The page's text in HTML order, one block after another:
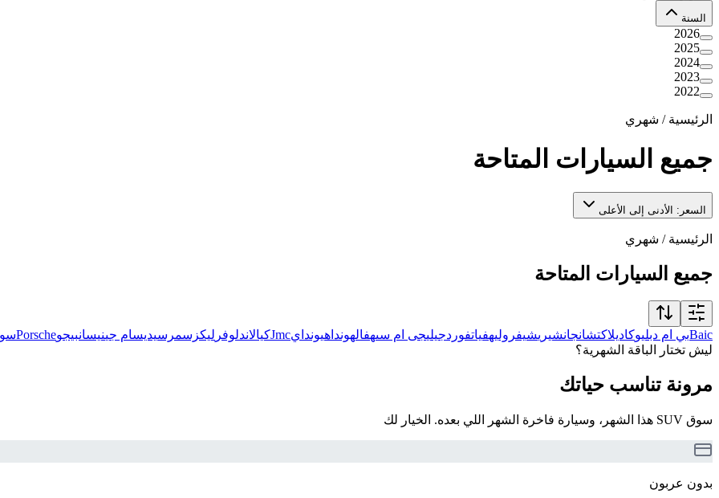
السنة
2026
2025
2024
2023
2022
الرئيسية / شهري
جميع السيارات المتاحة
السعر: الأدنى إلى الأعلى
الرئيسية / شهري
جميع السيارات المتاحة
Baicبي ام دبليوكاديلاكتشانجانشيريشيفروليهفياتفوردجيليجى ام سىهفالهوندا هيوندايJmcكيالاندلوفر ليكزسمرسيديسام جينيسانبيجوPorsche
ليش تختار الباقة الشهرية؟
مرونة تناسب حياتك
سوق SUV هذا الشهر، وسيارة فاخرة الشهر اللي بعده. الخيار لك
بدون عربون